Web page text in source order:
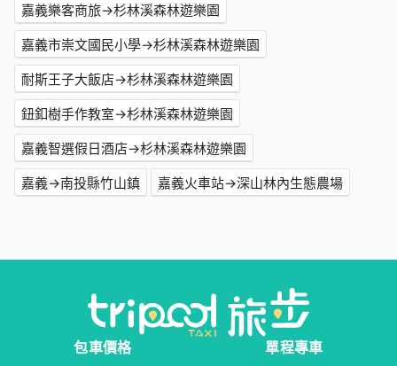
嘉義樂客商旅→杉林溪森林遊樂園
嘉義市崇文國民小學→杉林溪森林遊樂園
耐斯王子大飯店→杉林溪森林遊樂園
鈕釦樹手作教室→杉林溪森林遊樂園
嘉義智選假日酒店→杉林溪森林遊樂園
嘉義→南投縣竹山鎮
嘉義火車站→深山林內生態農場
包車價格
單程專車